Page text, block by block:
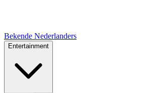
Bekende Nederlanders
Entertainment